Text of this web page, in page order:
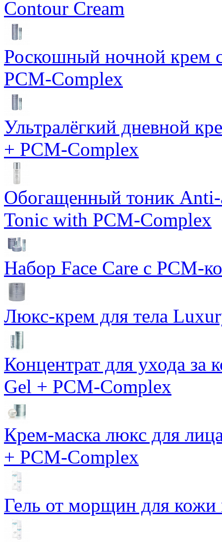
Contour Cream
Роскошный ночной крем
PCM-Complex
Ультралёгкий дневной
+ PCM-Complex
Обогащенный тоник Anti-
Tonic with PCM-Complex
Набор Face Care с PCM-
Люкс-крем для тела
Концентрат для ухода за
Gel + PCM-Complex
Крем-маска люкс для
+ PCM-Complex
Гель от морщин для кожи